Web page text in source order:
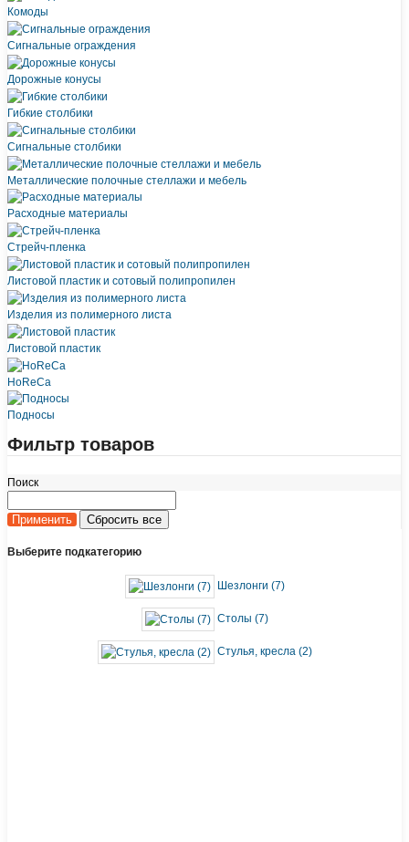
Комоды
Сигнальные ограждения
Дорожные конусы
Гибкие столбики
Сигнальные столбики
Металлические полочные стеллажи и мебель
Расходные материалы
Стрейч-пленка
Листовой пластик и сотовый полипропилен
Изделия из полимерного листа
Листовой пластик
HoReCa
Подносы
Фильтр товаров
Поиск
Выберите подкатегорию
Шезлонги (7)
Столы (7)
Стулья, кресла (2)